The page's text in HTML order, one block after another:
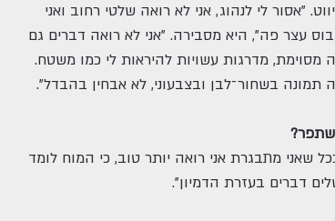
"אסור לי לנהוג, אני לא רואה שלטי רחוב ואני
עצר פה", היא מסבירה. "אני לא רואה דברים גם
מסוימת, מדרגות עשויות להיראות לי כמו משטח.
תמונה בשחור־לבן ובצבעוני, לא אבחין בהבדל".
שאני מתבגרת אני רואה יותר טוב, כי המוח לומד
דברים בעזרת הדמיון".